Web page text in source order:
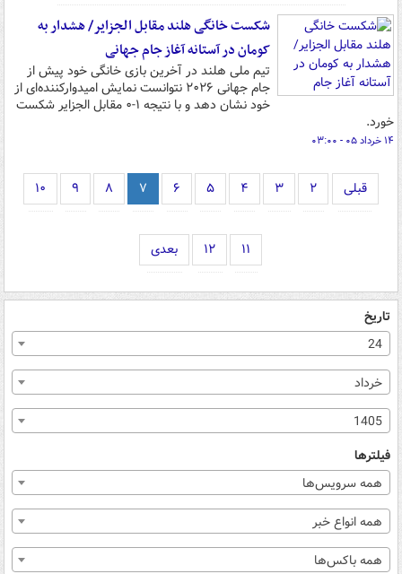
شکست خانگی هلند مقابل الجزایر/ هشدار به
کومان در آستانه آغاز جام جهانی
تیم ملی هلند در آخرین بازی خانگی خود پیش از
جام جهانی ۲۰۲۶ نتوانست نمایش امیدوارکننده‌ای از
خود نشان دهد و با نتیجه ۱-۰ مقابل الجزایر شکست
خورد.
۱۴ خرداد ۰۵ - ۰۳:۰۰
قبلی ۲ ۳ ۴ ۵ ۶ ۷ ۸ ۹ ۱۰
۱۱ ۱۲ بعدی
تاریخ
24
خرداد
1405
فیلترها
همه سرویس‌ها
همه انواع خبر
همه باکس‌ها